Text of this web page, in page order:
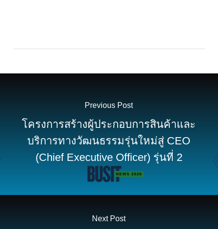
Previous Post
โครงการสร้างผู้ประกอบการสินค้าและ
บริการทางวัฒนธรรมรุ่นใหม่สู่ CEO
(Chief Executive Officer) รุ่นที่ 2
Next Post